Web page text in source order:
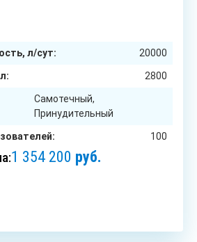
л/сут: 20000
2800
Самотечный,
Принудительный
100
1 354 200 руб.